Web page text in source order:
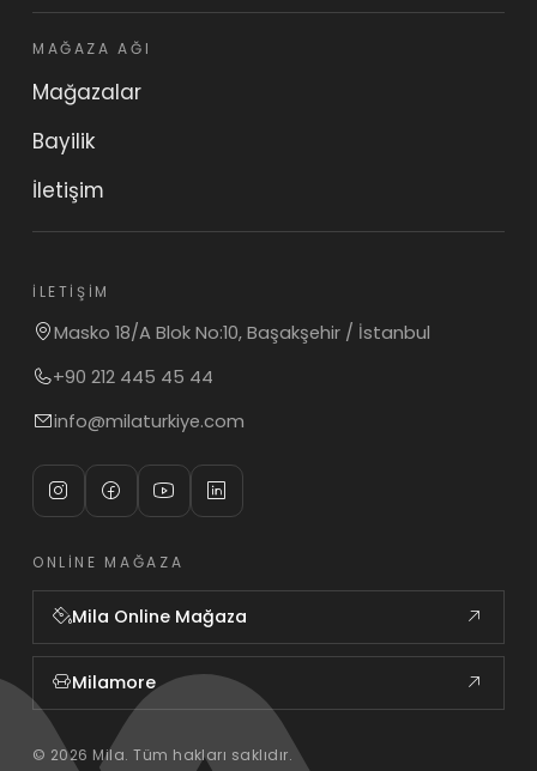
MAĞAZA AĞI
Mağazalar
Bayilik
İletişim
İLETIŞIM
Masko 18/A Blok No:10, Başakşehir / İstanbul
+90 212 445 45 44
info@milaturkiye.com
ONLINE MAĞAZA
Mila Online Mağaza
Milamore
© 2026 Mila. Tüm hakları saklıdır.